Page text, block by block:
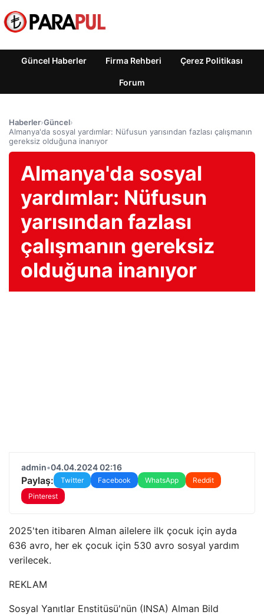
Güncel Haberler Firma Rehberi Çerez Politikası
Forum
Haberler›Güncel›
Almanya'da sosyal yardımlar: Nüfusun yarısından fazlası çalışmanın
gereksiz olduğuna inanıyor
Almanya'da sosyal
yardımlar: Nüfusun
yarısından fazlası
çalışmanın gereksiz
olduğuna inanıyor
admin•04.04.2024 02:16
Paylaş: Twitter Facebook WhatsApp
Reddit
Pinterest
2025'ten itibaren Alman ailelere ilk çocuk için ayda
636 avro, her ek çocuk için 530 avro sosyal yardım
verilecek.
REKLAM
Sosyal Yanıtlar Enstitüsü'nün (INSA) Alman Bild